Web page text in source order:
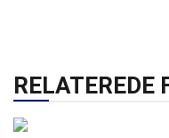
RELATEREDE